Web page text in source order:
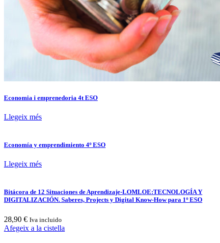
Economia i emprenedoria 4t ESO
Llegeix més
Economía y emprendimiento 4º ESO
Llegeix més
Bitácora de 12 Situaciones de Aprendizaje-LOMLOE:TECNOLOGÍA Y
DIGITALIZACIÓN. Saberes, Projects y Digital Know-How para 1º ESO
28,90 € Iva incluido
Afegeix a la cistella